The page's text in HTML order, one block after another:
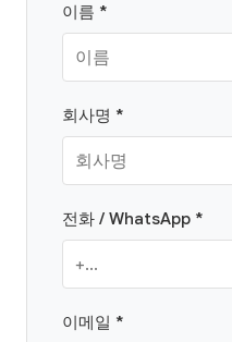
이름 *
회사명 *
전화 / WhatsApp *
이메일 *